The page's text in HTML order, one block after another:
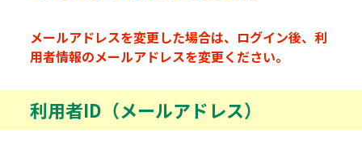
メールアドレスを変更した場合は、ログイン後、利
用者情報のメールアドレスを変更ください。
利用者ID（メールアドレス）